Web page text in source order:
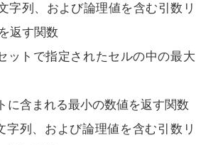
字列、および論理値を含む引数リ
返す関数
ットで指定されたセルの中の最大
に含まれる最小の数値を返す関数
字列、および論理値を含む引数リ